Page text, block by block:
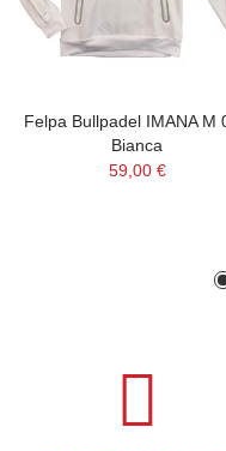
Felpa Bullpadel IMANA M
Bianca
59,00 €